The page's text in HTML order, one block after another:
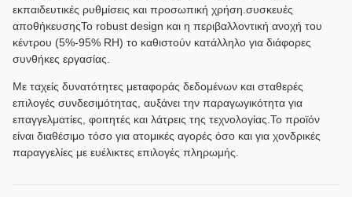
εκπαιδευτικές ρυθμίσεις και προσωπική χρήση.συσκευές
αποθήκευσηςΤο robust design και η περιβαλλοντική ανοχή του
κέντρου (5%-95% RH) το καθιστούν κατάλληλο για διάφορες
συνθήκες εργασίας.
Με ταχείς δυνατότητες μεταφοράς δεδομένων και σταθερές
επιλογές συνδεσιμότητας, αυξάνει την παραγωγικότητα για
επαγγελματίες, φοιτητές και λάτρεις της τεχνολογίας.Το προϊόν
είναι διαθέσιμο τόσο για ατομικές αγορές όσο και για χονδρικές
παραγγελίες με ευέλικτες επιλογές πληρωμής.